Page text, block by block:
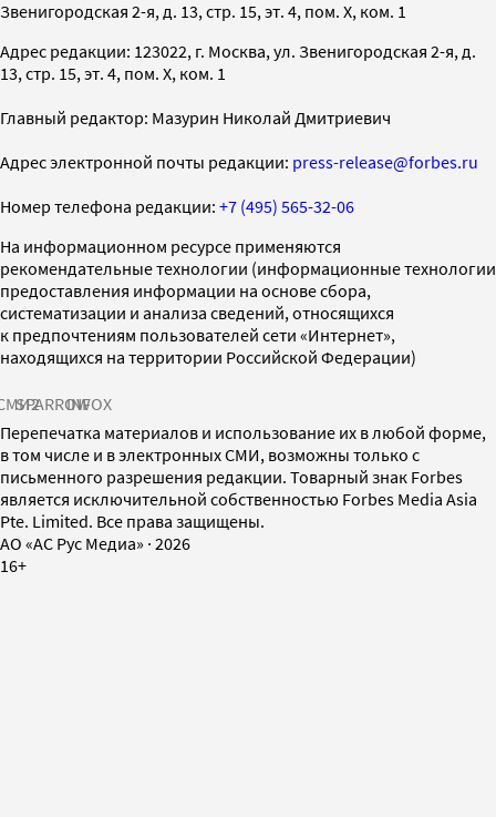
Звенигородская 2-я, д. 13, стр. 15, эт. 4, пом. X, ком. 1
Адрес редакции: 123022, г. Москва, ул. Звенигородская 2-я, д.
13, стр. 15, эт. 4, пом. X, ком. 1
Главный редактор: Мазурин Николай Дмитриевич
Адрес электронной почты редакции: press-release@forbes.ru
Номер телефона редакции: +7 (495) 565-32-06
На информационном ресурсе применяются
рекомендательные технологии (информационные технологии
предоставления информации на основе сбора,
систематизации и анализа сведений, относящихся
к предпочтениям пользователей сети «Интернет»,
находящихся на территории Российской Федерации)
SPARROWINFOX
Перепечатка материалов и использование их в любой форме,
в том числе и в электронных СМИ, возможны только с
письменного разрешения редакции. Товарный знак Forbes
является исключительной собственностью Forbes Media Asia
Pte. Limited. Все права защищены.
AO «АС Рус Медиа» · 2026
16+